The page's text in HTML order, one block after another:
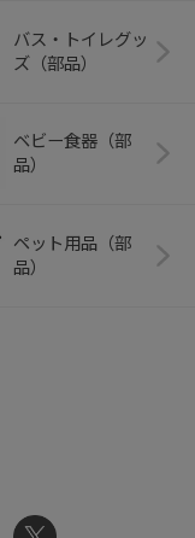
バス・トイレグッ
ズ（部品）
ベビー食器（部
品）
ペット用品（部
品）